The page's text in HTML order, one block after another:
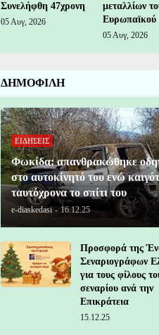
Συνελήφθη 47χρονη
05 Αυγ, 2026
μεταλλίων
Ευρωπαϊκού
05 Αυγ, 2026
ΔΗΜΟΦΙΛΗ
ΕΙΔΗΣΕΙΣ
Φωκίδα: απανθρακώθηκε
στο αυτοκίνητό του ενώ
ταυτόχρονα το σπίτι του
e-diaskedasi - 16.12.25
Προσφορά της
Σεναριογράφων
για τους φίλους
σεναρίου ανά την
Επικράτεια
15.12.25